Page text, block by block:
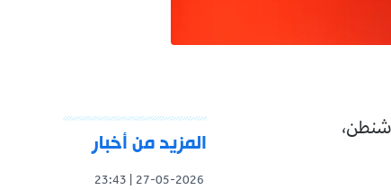
المزيد من أخبار
27-05-2026
23:43